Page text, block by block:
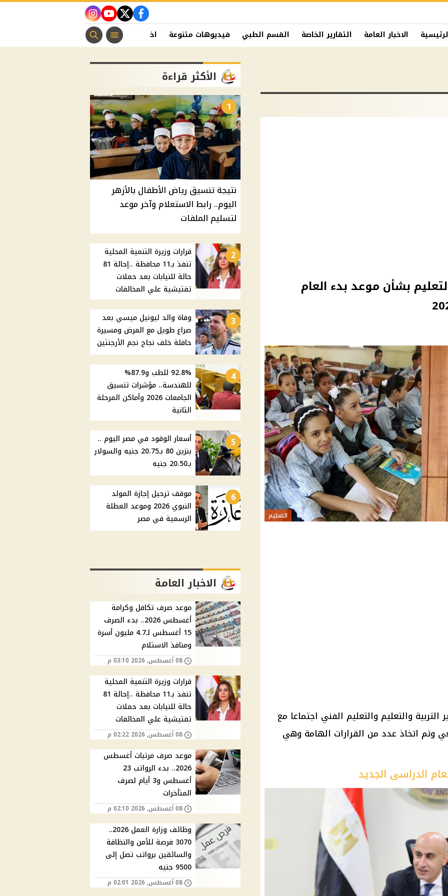
facebook
twitter
youtube
instagram
الاخبار العامة التقارير الخاصة القسم الطبي فيديوهات متنوعة اخبار الفن منوعات مسيحية
بشأن موعد بدء العام
التعليم
والتعليم والتعليم الفني اجتماعا مع
وتم اتخاذ عدد من القرارات الهامة وهي
الدراسى الجديد
الأكثر قراءة
1
نتيجة تنسيق رياض الأطفال بالأزهر
اليوم.. رابط الاستعلام وآخر موعد
لتسليم الملفات
2
قرارات وزيرة التنمية المحلية
تنفذ بـ11 محافظة ..إحالة 81
حالة للنيابات بعد حملات
تفتيشية علي المخالفات
3
وفاة والد ليونيل ميسي بعد
صراع طويل مع المرض ومسيرة
حافلة خلف نجاح نجم الأرجنتين
4
92.8% للطب و87.9%
للهندسة.. مؤشرات تنسيق
الجامعات 2026 وأماكن المرحلة
الثانية
5
أسعار الوقود في مصر اليوم ..
بنزين 80 بـ20.75 جنيه والسولار
بـ20.50 جنيه
6
موقف ترحيل إجازة المولد
النبوي 2026 وموعد العطلة
الرسمية في مصر
الاخبار العامة
موعد صرف تكافل وكرامة
أغسطس 2026.. بدء الصرف
15 أغسطس لـ4.7 مليون أسرة
ومنافذ الاستلام
08 أغسطس, 2026 03:10 م
قرارات وزيرة التنمية المحلية
تنفذ بـ11 محافظة ..إحالة 81
حالة للنيابات بعد حملات
تفتيشية علي المخالفات
08 أغسطس, 2026 02:22 م
موعد صرف مرتبات أغسطس
2026.. بدء الرواتب 23
أغسطس و3 أيام لصرف
المتأخرات
08 أغسطس, 2026 02:10 م
وظائف وزارة العمل 2026..
3070 فرصة للأمن والنظافة
والسائقين برواتب تصل إلى
9500 جنيه
08 أغسطس, 2026 02:01 م